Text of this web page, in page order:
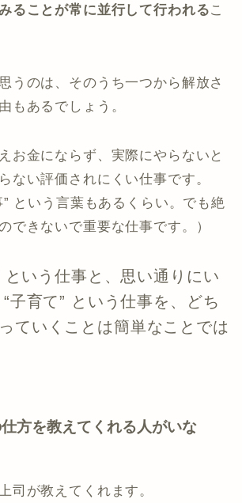
ることが常に並行して行われるこ
うのは、そのうち一つから解放さ
もあるでしょう。
お金にならず、実際にやらないと
ない評価されにくい仕事です。
” という言葉もあるくらい。でも絶
できないで重要な仕事です。）
という仕事と、思い通りにい
子育て” という仕事を、どち
ていくことは簡単なことでは
方を教えてくれる人がいな
司が教えてくれます。